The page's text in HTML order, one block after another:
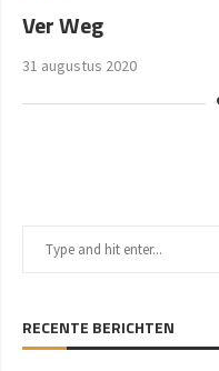
Ver Weg
31 augustus 2020
RECENTE BERICHTEN